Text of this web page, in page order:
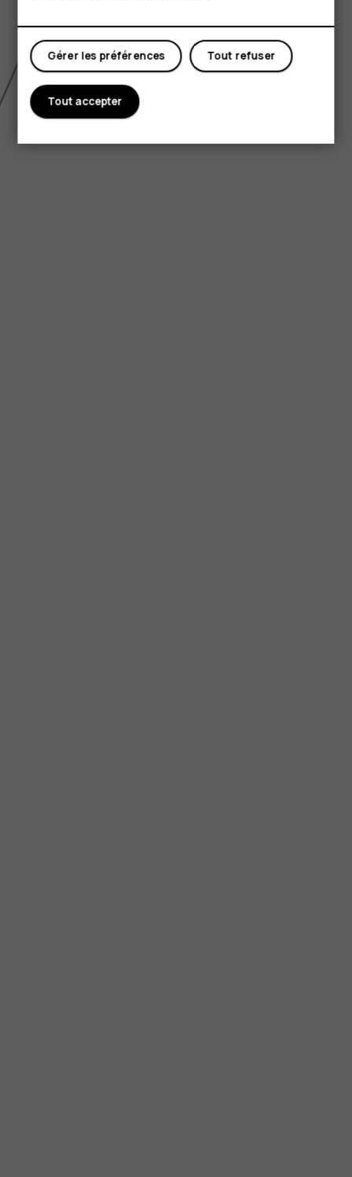
Tout refuser
Gérer les préférences
Tout accepter